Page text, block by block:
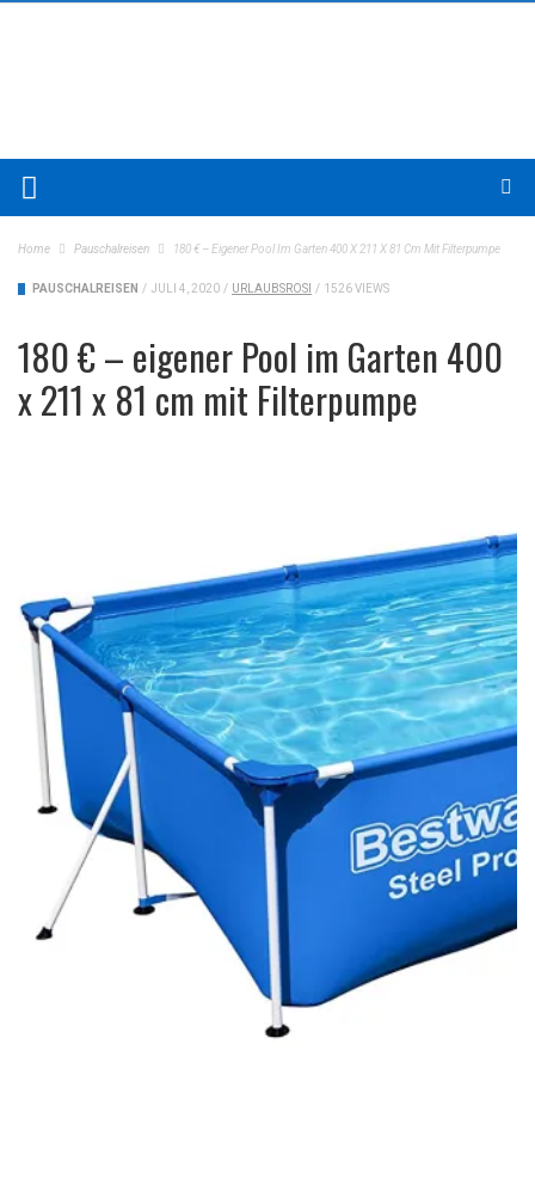
Home Pauschalreisen 180 € – Eigener Pool Im Garten 400 X 211 X 81 Cm Mit Filterpumpe
PAUSCHALREISEN / JULI 4, 2020 / URLAUBSROSI / 1526 VIEWS
180 € – eigener Pool im Garten 400
x 211 x 81 cm mit Filterpumpe